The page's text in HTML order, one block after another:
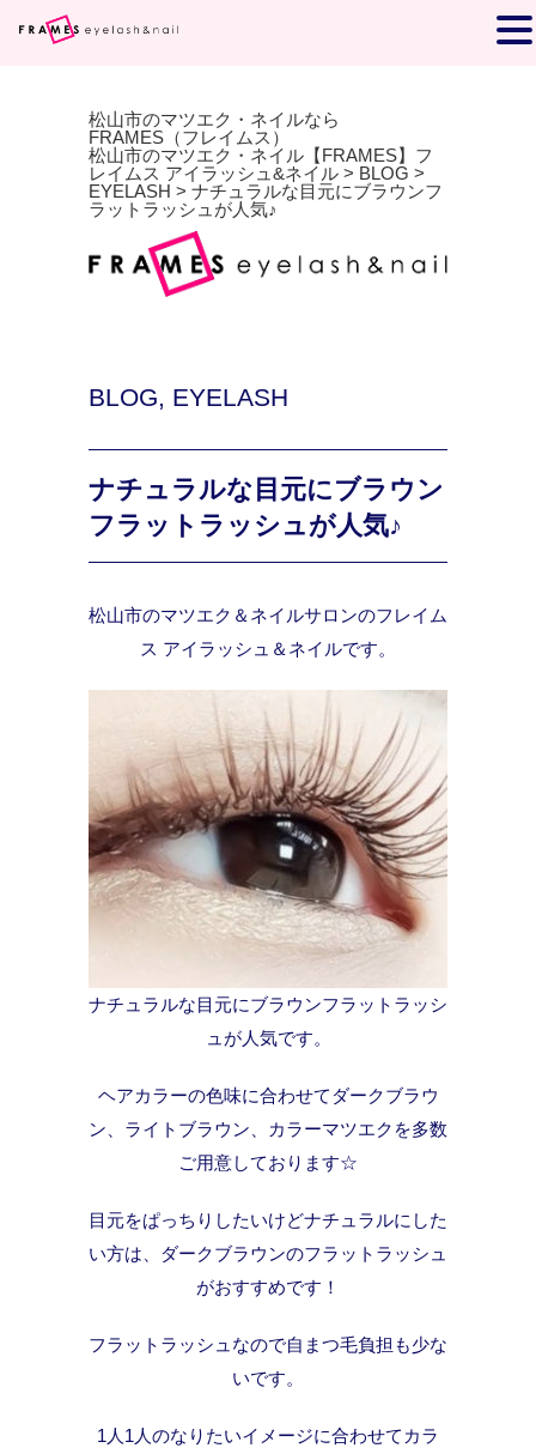
松山市のマツエク・ネイルなら
FRAMES（フレイムス）
松山市のマツエク・ネイル【FRAMES】フ
レイムス アイラッシュ&ネイル > BLOG >
EYELASH > ナチュラルな目元にブラウンフ
ラットラッシュが人気♪
BLOG, EYELASH
ナチュラルな目元にブラウン
フラットラッシュが人気♪
松山市のマツエク＆ネイルサロンのフレイム
ス アイラッシュ＆ネイルです。
ナチュラルな目元にブラウンフラットラッシ
ュが人気です。
ヘアカラーの色味に合わせてダークブラウ
ン、ライトブラウン、カラーマツエクを多数
ご用意しております☆
目元をぱっちりしたいけどナチュラルにした
い方は、ダークブラウンのフラットラッシュ
がおすすめです！
フラットラッシュなので自まつ毛負担も少な
いです。
1人1人のなりたいイメージに合わせてカラ